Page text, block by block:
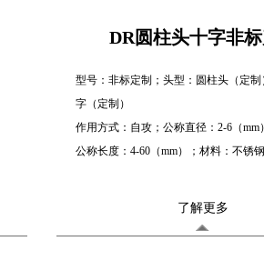
DR圆柱头十字非
型号：非标定制；头型：圆柱头（定
字（定制）
作用方式：自攻；公称直径：2-6（mm）
公称长度：4-60（mm）；材料：不锈
了解更多